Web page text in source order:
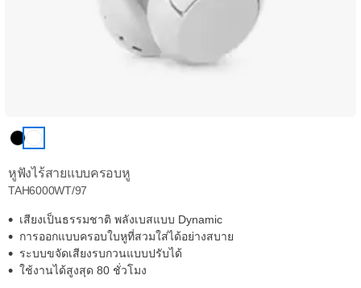
หูฟังไร้สายแบบครอบหู
TAH6000WT/97
เสียงเป็นธรรมชาติ พลังเบสแบบ Dynamic
การออกแบบครอบใบหูที่สวมใส่ได้อย่างสบาย
ระบบขจัดเสียงรบกวนแบบปรับได้
ใช้งานได้สูงสุด 80 ชั่วโมง